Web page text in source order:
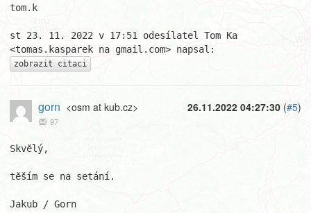
tom.k
st 23. 11. 2022 v 17:51 odesílatel Tom Ka
zobrazit citaci
26.11.2022 04:27:30 (#5)
gorn <osm at kub.cz>
97
Skvělý,
těším se na setání.
Jakub / Gorn